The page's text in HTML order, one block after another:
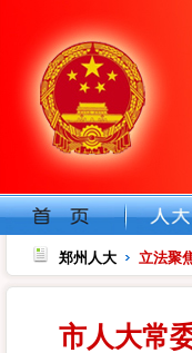
郑州人大 立法聚
市人大常